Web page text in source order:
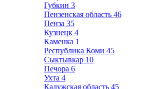
Губкин 3
Пензенская область 46
Пенза 35
Кузнецк 4
Каменка 1
Республика Коми 45
Сыктывкар 10
Печора 6
Ухта 4
Калужская область 45